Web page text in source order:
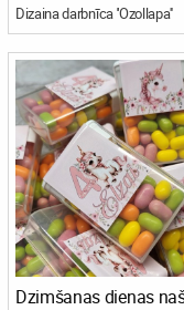
Dizaina darbnīca ''Ozollapa''